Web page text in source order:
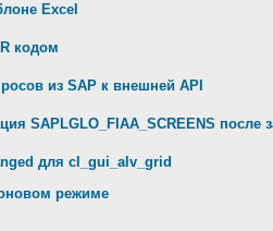
Excel
кодом
из SAP к внешней API
SAPLGLO_FIAA_SCREENS после
для cl_gui_alv_grid
режиме